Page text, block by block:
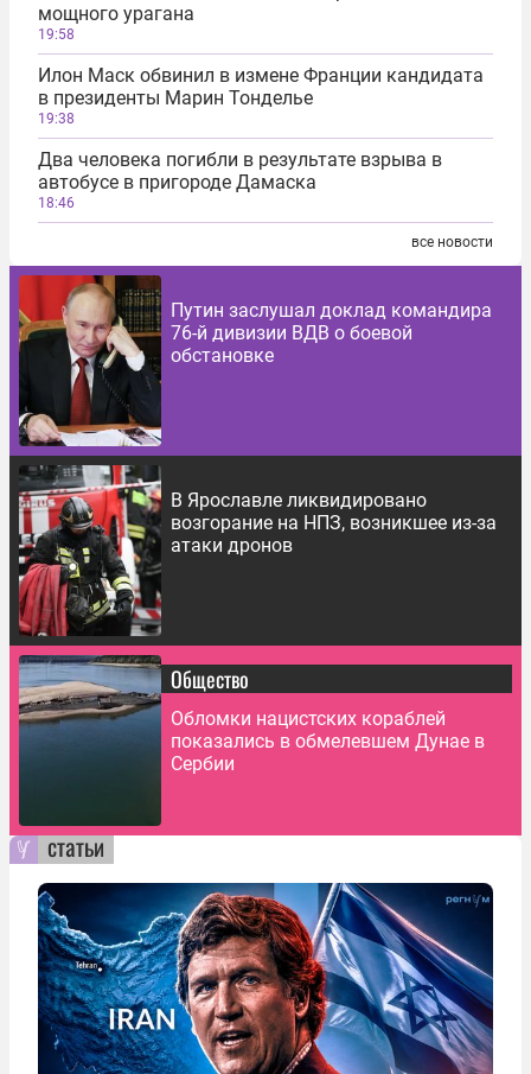
мощного урагана
19:58
Илон Маск обвинил в измене Франции кандидата
в президенты Марин Тонделье
19:38
Два человека погибли в результате взрыва в
автобусе в пригороде Дамаска
18:46
все новости
Путин заслушал доклад командира
76-й дивизии ВДВ о боевой
обстановке
В Ярославле ликвидировано
возгорание на НПЗ, возникшее из-за
атаки дронов
Общество
Обломки нацистских кораблей
показались в обмелевшем Дунае в
Сербии
статьи